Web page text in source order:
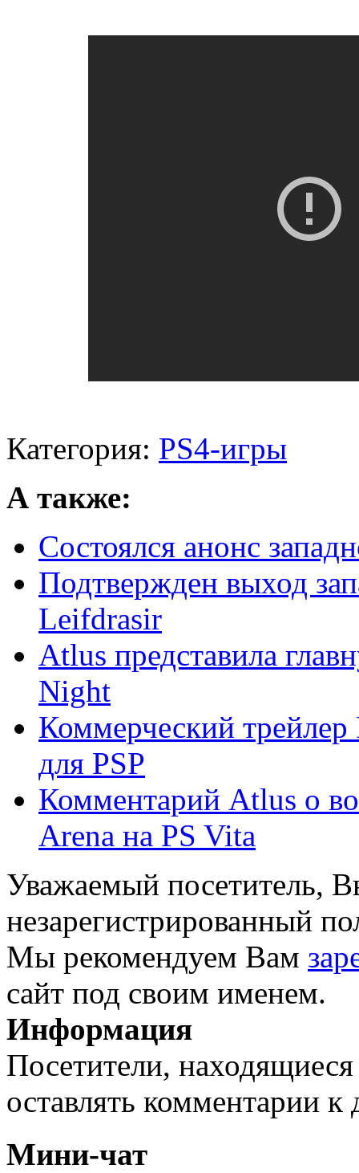
Категория: PS4-игры
А также:
Состоялся анонс
Подтвержден выход
Leifdrasir
Atlus представила
Night
Коммерческий трейлер
для PSP
Комментарий Atlus о
Arena на PS Vita
Уважаемый посетитель,
незарегистрированный
Мы рекомендуем Вам
сайт под своим именем.
Информация
Посетители,
оставлять комментарии
Мини-чат